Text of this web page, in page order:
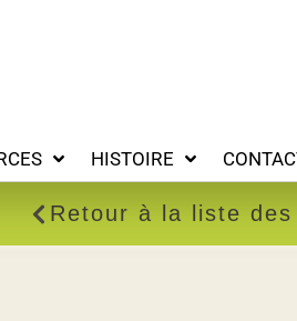
HISTOIRE
Retour à la liste